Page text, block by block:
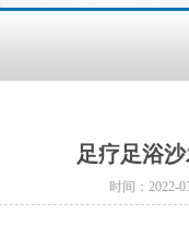
足疗足浴沙
时间：2022-